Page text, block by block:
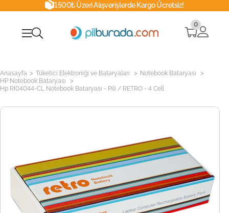
1500₺ Üzeri Alışverişlerde Kargo Ücretsiz!
0
Anasayfa > Tüketici Elektroniği ve Bataryaları > Notebook Bataryası >
HP Notebook Bataryası >
Hp RI04044-CL Notebook Bataryası - Pili / RETRO - 4 Cell